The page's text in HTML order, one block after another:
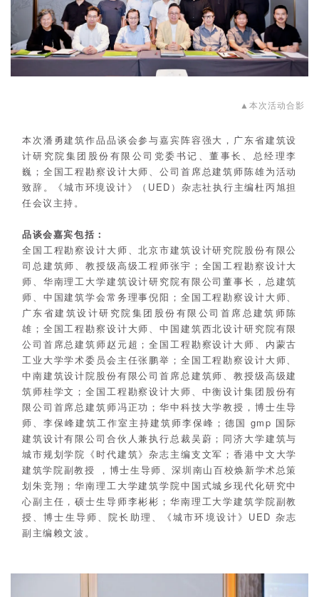
▲本次活动合影
本次潘勇建筑作品品谈会参与嘉宾阵容强大，广东省建筑设
计研究院集团股份有限公司党委书记、董事长、总经理李
巍；全国工程勘察设计大师、公司首席总建筑师陈雄为活动
致辞。《城市环境设计》（UED）杂志社执行主编杜丙旭担
任会议主持。
品谈会嘉宾包括：
全国工程勘察设计大师、北京市建筑设计研究院股份有限公
司总建筑师、教授级高级工程师张宇； 全国工程勘察设计大
师、华南理工大学建筑设计研究院有限公司董事长，总建筑
师、中国建筑学会常务理事倪阳； 全国工程勘察设计大师、
广东省建筑设计研究院集团股份有限公司首席总建筑师陈
雄；全国工程勘察设计大师、中国建筑西北设计研究院有限
公司首席总建筑师赵元超；全国工程勘察设计大师、内蒙古
工业大学学术委员会主任张鹏举； 全国工程勘察设计大师、
中南建筑设计院股份有限公司首席总建筑师、教授级高级建
筑师桂学文； 全国工程勘察设计大师、中衡设计集团股份有
限公司首席总建筑师冯正功 ； 华中科技大学教授，博士生导
师、李保峰建筑工作室主持建筑师李保峰； 德国 gmp 国际
建筑设计有限公司合伙人兼执行总裁吴蔚； 同济大学建筑与
城市规划学院《时代建筑》杂志主编支文军； 香港中文大学
建筑学院副教授 ，博士生导师、深圳南山百校焕新学术总策
划朱竞翔；华南理工大学建筑学院中国式城乡现代化研究中
心副主任，硕士生导师李彬彬； 华南理工大学建筑学院副教
授、博士生导师、院长助理、
《城市环境设计》UED 杂志
副主编赖文波。